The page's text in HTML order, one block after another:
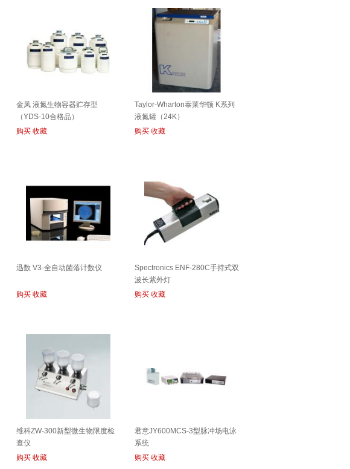
金凤 液氮生物容器贮存型
（YDS-10合格品）
购买 收藏
Taylor-Wharton泰莱华顿 K系列
液氮罐（24K）
购买 收藏
迅数 V3-全自动菌落计数仪
购买 收藏
Spectronics ENF-280C手持式双
波长紫外灯
购买 收藏
维科ZW-300新型微生物限度检
查仪
购买 收藏
君意JY600MCS-3型脉冲场电泳
系统
购买 收藏